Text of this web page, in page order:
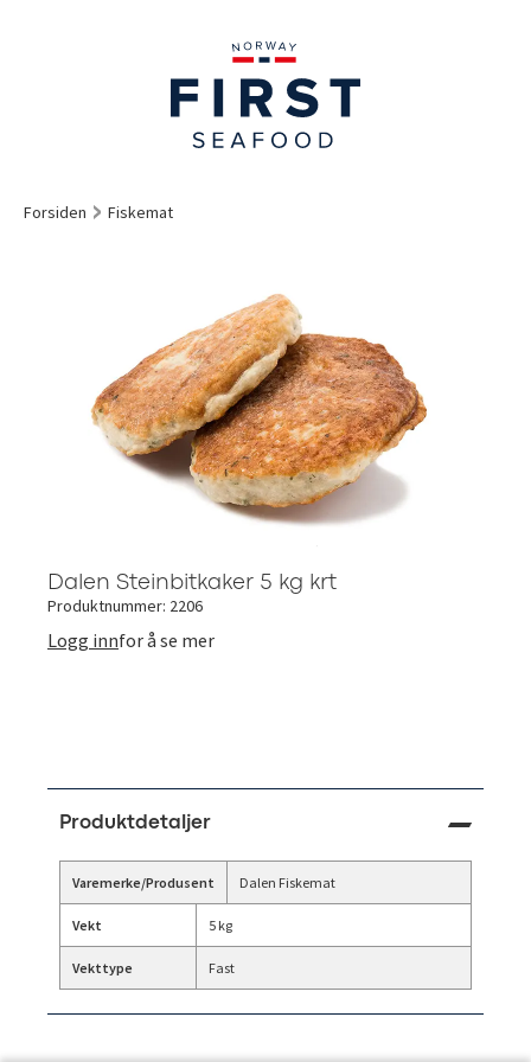
Forsiden Fiskemat
Dalen Steinbitkaker 5 kg krt
Produktnummer: 2206
Logg innfor å se mer
Produktdetaljer
Varemerke/Produsent Dalen Fiskemat
Vekt 5 kg
Vekttype Fast